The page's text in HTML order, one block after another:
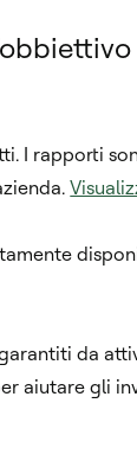
I rapporti
da
aiutare gli